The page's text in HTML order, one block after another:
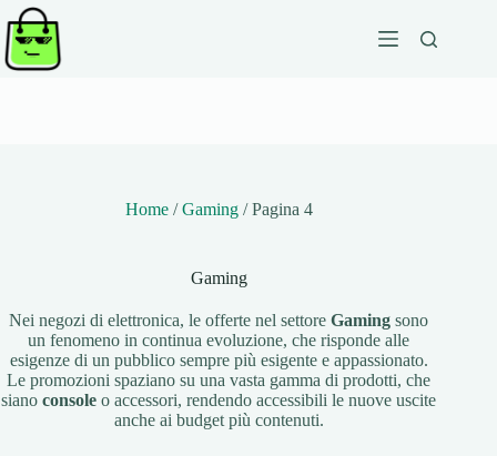
Salta
al
contenuto
Home/Gaming/Pagina 4
Gaming
Nei negozi di elettronica, le offerte nel settoreGamingsono
un fenomeno in continua evoluzione, che risponde alle
esigenze di un pubblico sempre più esigente e appassionato.
Le promozioni spaziano su una vasta gamma di prodotti, che
sianoconsoleo accessori, rendendo accessibili le nuove uscite
anche ai budget più contenuti.